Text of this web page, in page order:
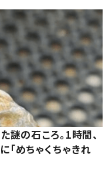
謎の石ころ。1時間、
めちゃくちゃきれ